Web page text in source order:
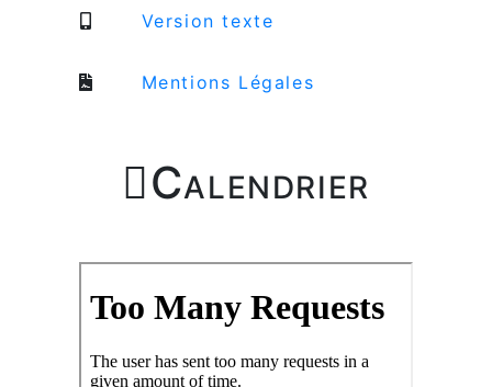
Version texte
Mentions Légales
Calendrier